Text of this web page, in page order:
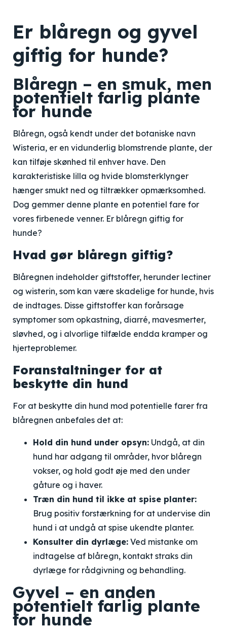
Er blåregn og gyvel
giftig for hunde?
Blåregn – en smuk, men
potentielt farlig plante
for hunde
Blåregn, også kendt under det botaniske navn
Wisteria, er en vidunderlig blomstrende plante, der
kan tilføje skønhed til enhver have. Den
karakteristiske lilla og hvide blomsterklynger
hænger smukt ned og tiltrækker opmærksomhed.
Dog gemmer denne plante en potentiel fare for
vores firbenede venner. Er blåregn giftig for
hunde?
Hvad gør blåregn giftig?
Blåregnen indeholder giftstoffer, herunder lectiner
og wisterin, som kan være skadelige for hunde, hvis
de indtages. Disse giftstoffer kan forårsage
symptomer som opkastning, diarré, mavesmerter,
sløvhed, og i alvorlige tilfælde endda kramper og
hjerteproblemer.
Foranstaltninger for at
beskytte din hund
For at beskytte din hund mod potentielle farer fra
blåregnen anbefales det at:
Hold din hund under opsyn: Undgå, at din
hund har adgang til områder, hvor blåregn
vokser, og hold godt øje med den under
gåture og i haver.
Træn din hund til ikke at spise planter:
Brug positiv forstærkning for at undervise din
hund i at undgå at spise ukendte planter.
Konsulter din dyrlæge: Ved mistanke om
indtagelse af blåregn, kontakt straks din
dyrlæge for rådgivning og behandling.
Gyvel – en anden
potentielt farlig plante
for hunde